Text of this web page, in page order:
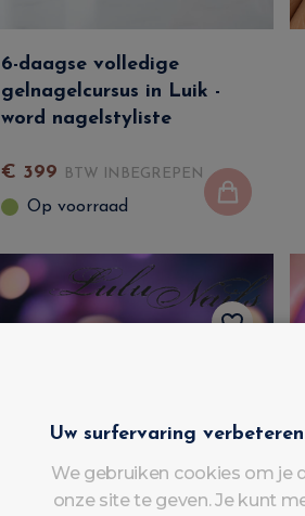
6-daagse volledige
gelnagelcursus in Luik -
word nagelstyliste
€ 399 BTW INBEGREPEN
Op voorraad
Uw surfervaring
We gebruiken cookies om je
onze site te geven. Je kunt